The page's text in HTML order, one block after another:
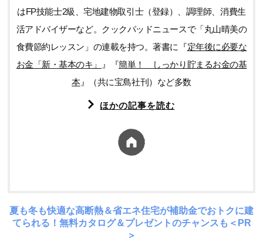
はFP技能士2級、宅地建物取引士（登録）、調理師、消費生
活アドバイザーなど。クックパッドニュースで「丸山晴美の
食費節約レッスン」の連載を持つ。著書に『定年後に必要な
お金「新・基本のキ」
』『簡単！ しっかり貯まるお金の基
本』（共に宝島社刊）など多数
ほかの記事を読む
夏も冬も快適な高断熱＆省エネ住宅が補助金でおトクに建
てられる！無料カタログ＆プレゼントのチャンスも＜PR
＞